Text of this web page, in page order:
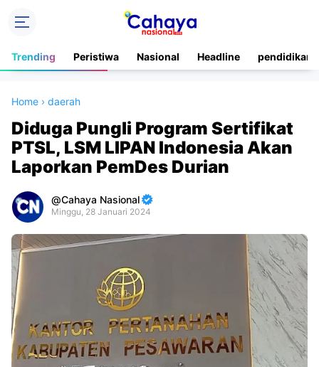
Trending Peristiwa Nasional Headline pendidikan
Home › daerah
Diduga Pungli Program Sertifikat
PTSL, LSM LIPAN Indonesia Akan
Laporkan PemDes Durian
Cahaya Nasional
Minggu, 28 Januari 2024
Premium
By
Raushan
Design
With
Shroff
Templates